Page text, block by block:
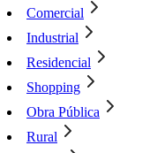
Comercial
Industrial
Residencial
Shopping
Obra Pública
Rural